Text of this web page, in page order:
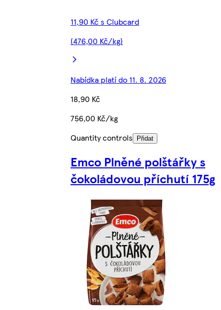
11,90 Kč s Clubcard
(476,00 Kč/kg)
Nabídka platí do 11. 8. 2026
18,90 Kč
756,00 Kč/kg
Quantity controls
Přidat
Emco Plněné polštářky s
čokoládovou příchutí 175g